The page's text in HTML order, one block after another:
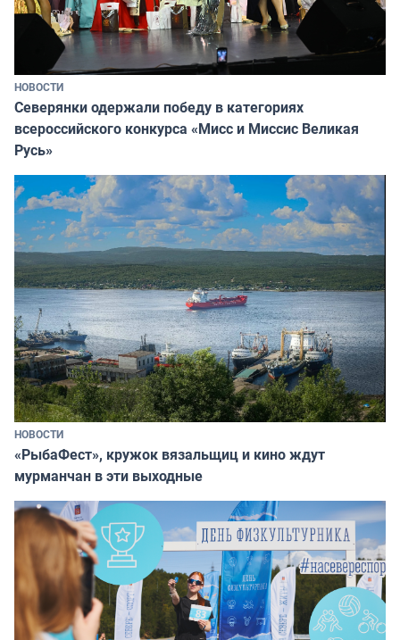
НОВОСТИ
Северянки одержали победу в категориях
всероссийского конкурса «Мисс и Миссис Великая
Русь»
НОВОСТИ
«РыбаФест», кружок вязальщиц и кино ждут
мурманчан в эти выходные